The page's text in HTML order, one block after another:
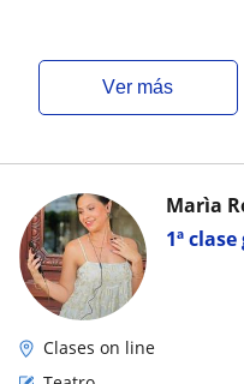
ver más
1ª
Marìa
Clases on line